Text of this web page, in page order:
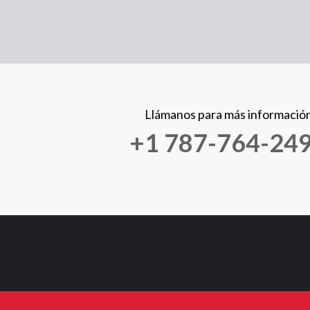
Llámanos para más
+1 787-764-